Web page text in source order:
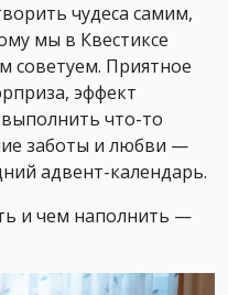
чудеса самим,
мы в Квестиксе
советуем. Приятное
эффект
что-то
заботы и любви —
адвент-календарь.
и чем наполнить —